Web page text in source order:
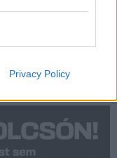
Privacy Policy